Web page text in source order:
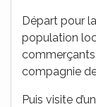
Départ pour
population
compagnie
Puis visite